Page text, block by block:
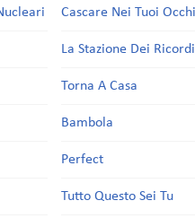
Cascare Nei Tuoi Occhi
La Stazione Dei Ricordi
Torna A Casa
Bambola
Perfect
Tutto Questo Sei Tu